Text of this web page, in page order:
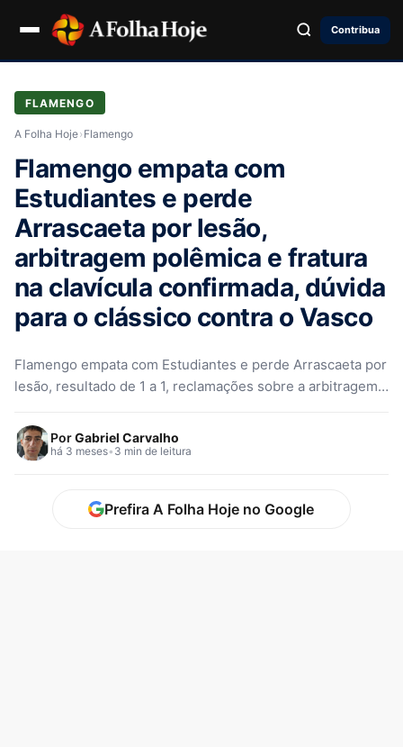
Contribua
FLAMENGO
A Folha Hoje› Flamengo
Flamengo empata com
Estudiantes e perde
Arrascaeta por lesão,
arbitragem polêmica e fratura
na clavícula confirmada, dúvida
para o clássico contra o Vasco
Flamengo empata com Estudiantes e perde Arrascaeta por
lesão, resultado de 1 a 1, reclamações sobre a arbitragem
PorGabriel Carvalho
há 3 meses• 3 min de leitura
Prefira A Folha Hoje no Google